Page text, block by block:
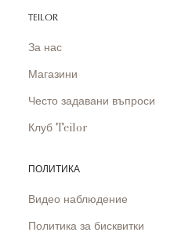
TEILOR
За нас
Магазини
Често задавани въпроси
Клуб Teilor
ПОЛИТИКА
Видео наблюдение
Политика за бисквитки